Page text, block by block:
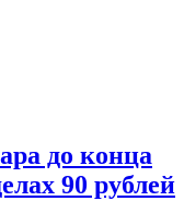
до конца
90 рублей